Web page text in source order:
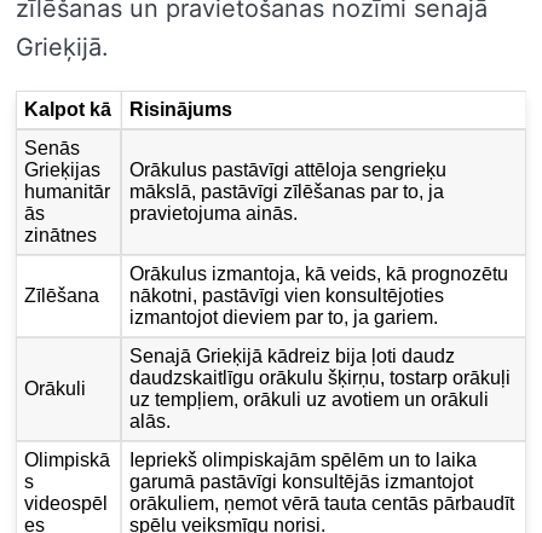
zīlēšanas un pravietošanas nozīmi senajā
Grieķijā.
Kalpot kā
Risinājums
Senās
Grieķijas
humanitār
ās
zinātnes
Orākulus pastāvīgi attēloja sengrieķu
mākslā, pastāvīgi zīlēšanas par to, ja
pravietojuma ainās.
Zīlēšana
Orākulus izmantoja, kā veids, kā prognozētu
nākotni, pastāvīgi vien konsultējoties
izmantojot dieviem par to, ja gariem.
Orākuli
Senajā Grieķijā kādreiz bija ļoti daudz
daudzskaitlīgu orākulu šķirņu, tostarp orākuļi
uz tempļiem, orākuli uz avotiem un orākuli
alās.
Olimpiskā
s
videospēl
es
Iepriekš olimpiskajām spēlēm un to laika
garumā pastāvīgi konsultējās izmantojot
orākuliem, ņemot vērā ​​tauta centās pārbaudīt
spēļu veiksmīgu norisi.